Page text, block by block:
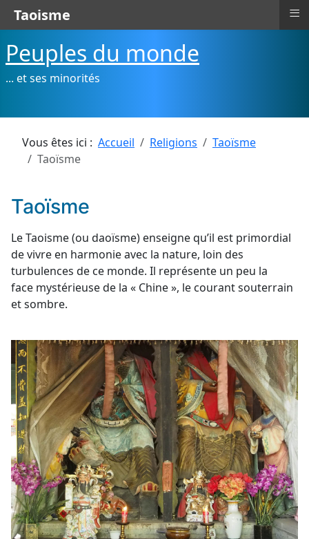
Peuples du monde
... et ses minorités
Vous êtes ici : Accueil Religions
Taoïsme
Taoïsme
Taoïsme
Le Taoisme (ou daoïsme) enseigne qu’il est primordial
de vivre en harmonie avec la nature, loin des
turbulences de ce monde. Il représente un peu la
face mystérieuse de la « Chine », le courant souterrain
et sombre.
Taoisme ≡